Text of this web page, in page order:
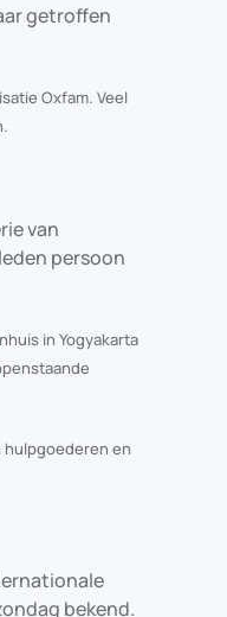
getroffen
Oxfam. Veel
van
persoon
in Yogyakarta
hulpgoederen en
bekend.